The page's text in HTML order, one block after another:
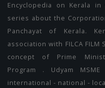
Encyclopedia on Kerala
series about the
Panchayat of Kerala.
association with FILCA FILM
concept of Prime
Program . Udyam
international - national -